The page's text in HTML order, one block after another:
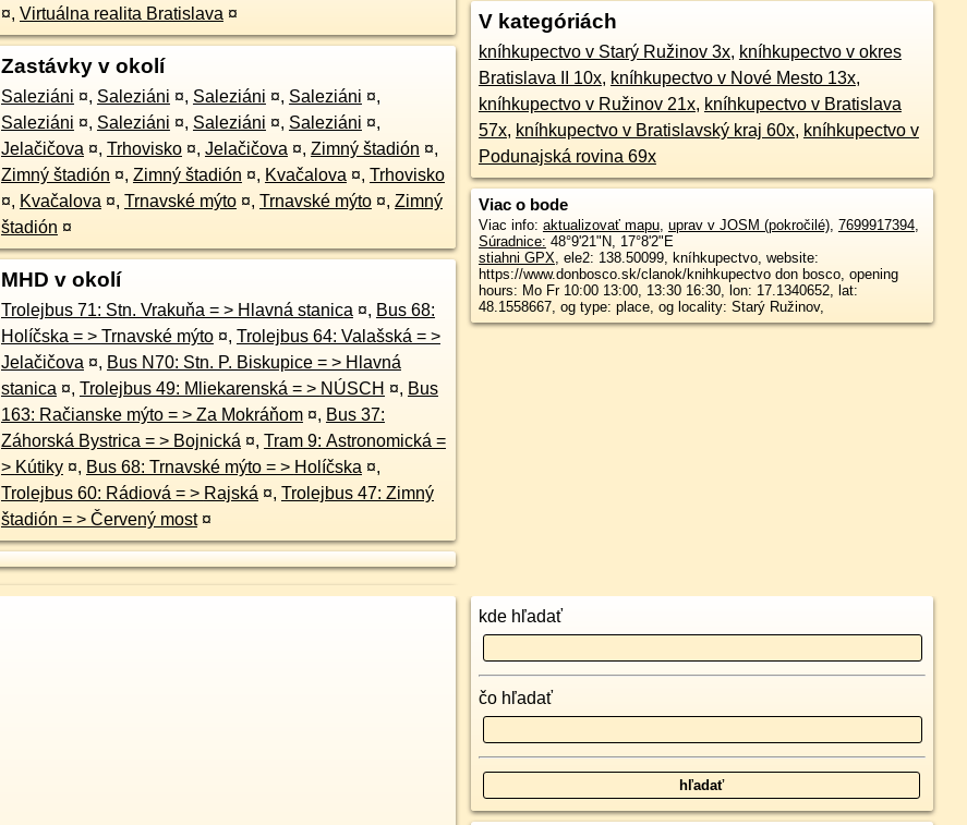
¤, Virtuálna realita Bratislava ¤
Zastávky v okolí
Saleziáni ¤, Saleziáni ¤, Saleziáni ¤, Saleziáni ¤,
Saleziáni ¤, Saleziáni ¤, Saleziáni ¤, Saleziáni ¤,
Jelačičova ¤, Trhovisko ¤, Jelačičova ¤, Zimný štadión ¤,
Zimný štadión ¤, Zimný štadión ¤, Kvačalova ¤, Trhovisko
¤, Kvačalova ¤, Trnavské mýto ¤, Trnavské mýto ¤, Zimný
štadión ¤
MHD v okolí
Trolejbus 71: Stn. Vrakuňa = > Hlavná stanica ¤, Bus 68:
Holíčska = > Trnavské mýto ¤, Trolejbus 64: Valašská = >
Jelačičova ¤, Bus N70: Stn. P. Biskupice = > Hlavná
stanica ¤, Trolejbus 49: Mliekarenská = > NÚSCH ¤, Bus
163: Račianske mýto = > Za Mokráňom ¤, Bus 37:
Záhorská Bystrica = > Bojnická ¤, Tram 9: Astronomická =
> Kútiky ¤, Bus 68: Trnavské mýto = > Holíčska ¤,
Trolejbus 60: Rádiová = > Rajská ¤, Trolejbus 47: Zimný
štadión = > Červený most ¤
V kategóriách
kníhkupectvo v Starý Ružinov 3x, kníhkupectvo v okres
Bratislava II 10x, kníhkupectvo v Nové Mesto 13x,
kníhkupectvo v Ružinov 21x, kníhkupectvo v Bratislava
57x, kníhkupectvo v Bratislavský kraj 60x, kníhkupectvo v
Podunajská rovina 69x
Viac o bode
Viac info: aktualizovať mapu, uprav v JOSM (pokročilé), 7699917394,
Súradnice: 48°9'21"N, 17°8'2"E
stiahni GPX, ele2: 138.50099, kníhkupectvo, website:
https://www.donbosco.sk/clanok/knihkupectvo don bosco, opening
hours: Mo Fr 10:00 13:00, 13:30 16:30, lon: 17.1340652, lat:
48.1558667, og type: place, og locality: Starý Ružinov,
kde hľadať
čo hľadať